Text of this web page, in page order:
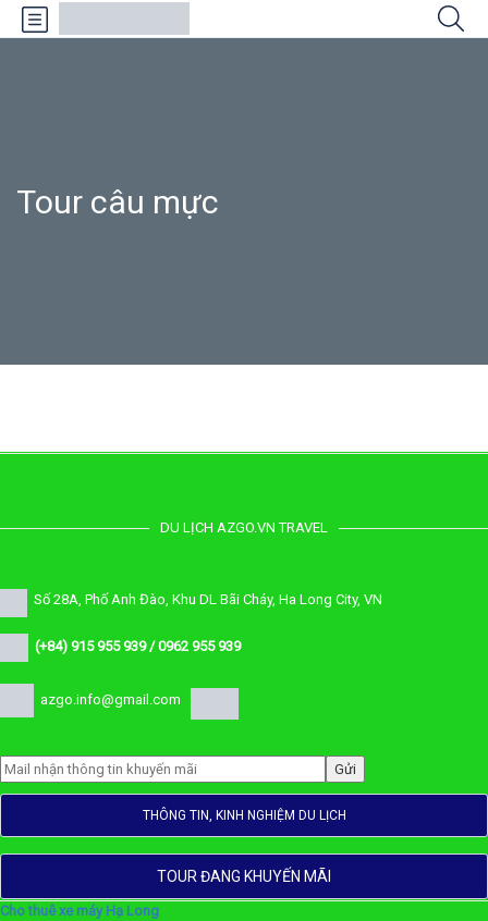
Tour câu mực
DU LỊCH AZGO.VN TRAVEL
Số 28A, Phố Anh Đào, Khu DL Bãi Cháy, Ha Long City, VN
(+84) 915 955 939 / 0962 955 939
azgo.info@gmail.com
THÔNG TIN, KINH NGHIỆM DU LỊCH
TOUR ĐANG KHUYẾN MÃI
Cho thuê xe máy Hạ Long